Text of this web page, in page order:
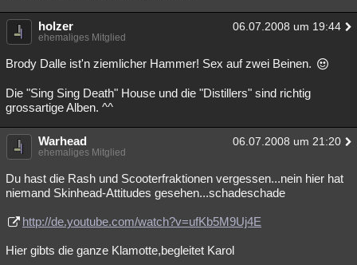
holzer 06.07.2008 um 19:44
ehemaliges Mitglied
Brody Dalle ist'n ziemlicher Hammer! Sex auf zwei Beinen.
Die "Sing Sing Death" House und die "Distillers" sind richtig
grossartige Alben. ^^
Warhead 06.07.2008 um 21:20
ehemaliges Mitglied
Du hast die Rash und Scooterfraktionen vergessen...nein hier hat
niemand Skinhead-Attitudes gesehen...schadeschade
http://de.youtube.com/watch?v=ufKb5M9Uj4E
Hier gibts die ganze Klamotte,begleitet Karol